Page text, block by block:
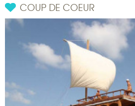
COUP DE COEUR